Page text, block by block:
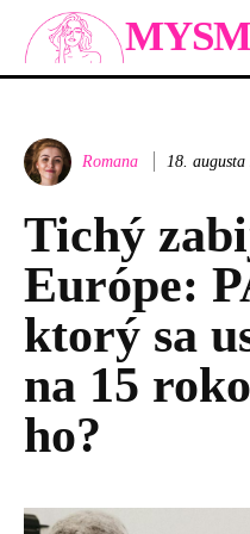
Romana 18. augusta
Tichý
Európe:
ktorý sa
na 15
ho?